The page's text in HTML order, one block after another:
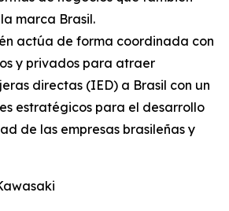
marca Brasil.
actúa de forma coordinada con
y privados para atraer
directas (IED) a Brasil con un
estratégicos para el desarrollo
de las empresas brasileñas y